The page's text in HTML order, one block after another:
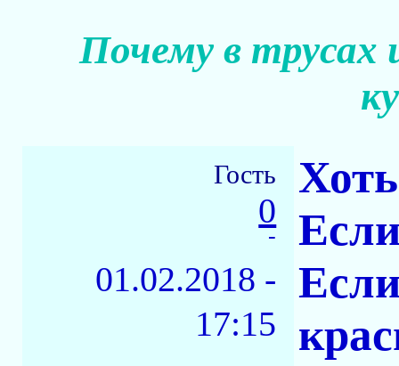
Почему в трусах
Гость
0
-
01.02.2018 -
17:15